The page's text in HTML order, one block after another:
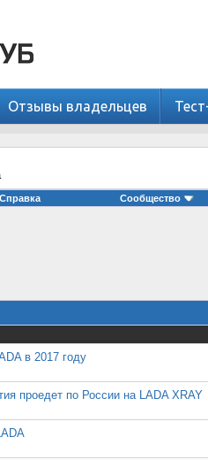
Отзывы владельцев
Справка Сообщество
в 2017 году
проедет по России на LADA XRAY